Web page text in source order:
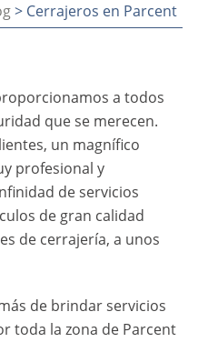
> Cerrajeros en Parcent
a todos
que se merecen.
un magnífico
profesional y
de servicios
de gran calidad
de cerrajería, a unos
de brindar servicios
toda la zona de Parcent